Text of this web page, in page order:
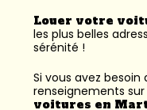
Louer votre
les plus belles
sérénité !
Si vous avez besoin
renseignements
voitures en